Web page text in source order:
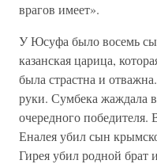
врагов имеет».
У Юсуфа было восемь
казанская царица,
была страстна и
руки. Сумбека жаждала
очередного победителя.
Еналея убил сын
Гирея убил родной брат